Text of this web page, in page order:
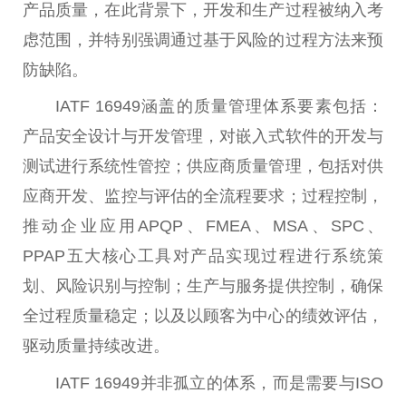
产品质量，在此背景下，开发和生产过程被纳入考
虑范围，并特别强调通过基于风险的过程方法来预
防缺陷。
IATF 16949涵盖的质量管理体系要素包括：
产品安全设计与开发管理，对嵌入式软件的开发与
测试进行系统性管控；供应商质量管理，包括对供
应商开发、监控与评估的全流程要求；过程控制，
推动企业应用APQP、FMEA、MSA、SPC、
PPAP五大核心工具对产品实现过程进行系统策
划、风险识别与控制；生产与服务提供控制，确保
全过程质量稳定；以及以顾客为中心的绩效评估，
驱动质量持续改进。
IATF 16949并非孤立的体系，而是需要与ISO